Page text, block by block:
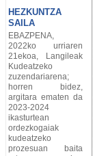
HEZKUNTZA
SAILA
EBAZPENA,
2022ko urriaren
21ekoa, Langileak
Kudeatzeko
zuzendariarena;
horren bidez,
argitara ematen da
2023-2024
ikasturtean
ordezkogaiak
kudeatzeko
prozesuan baita